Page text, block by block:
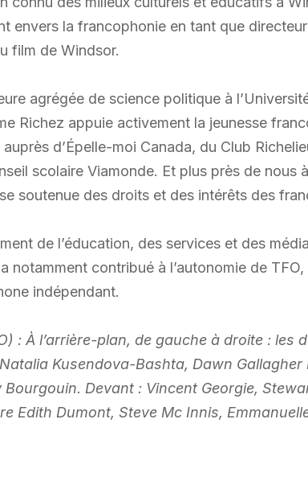
envers la francophonie en tant que
film de Windsor.
agrégée de science politique à
Richez appuie activement la jeunesse
d’Épelle-moi Canada, du Club
scolaire Viamonde. Et plus près de nous
soutenue des droits et des intérêts des
de l’éducation, des services et des
notamment contribué à l’autonomie de
indépendant.
: À l’arrière-plan, de gauche à droite : les
Kusendova-Bashta, Dawn Gallagher
Devant : Vincent Georgie,
Edith Dumont, Steve Mc Innis,